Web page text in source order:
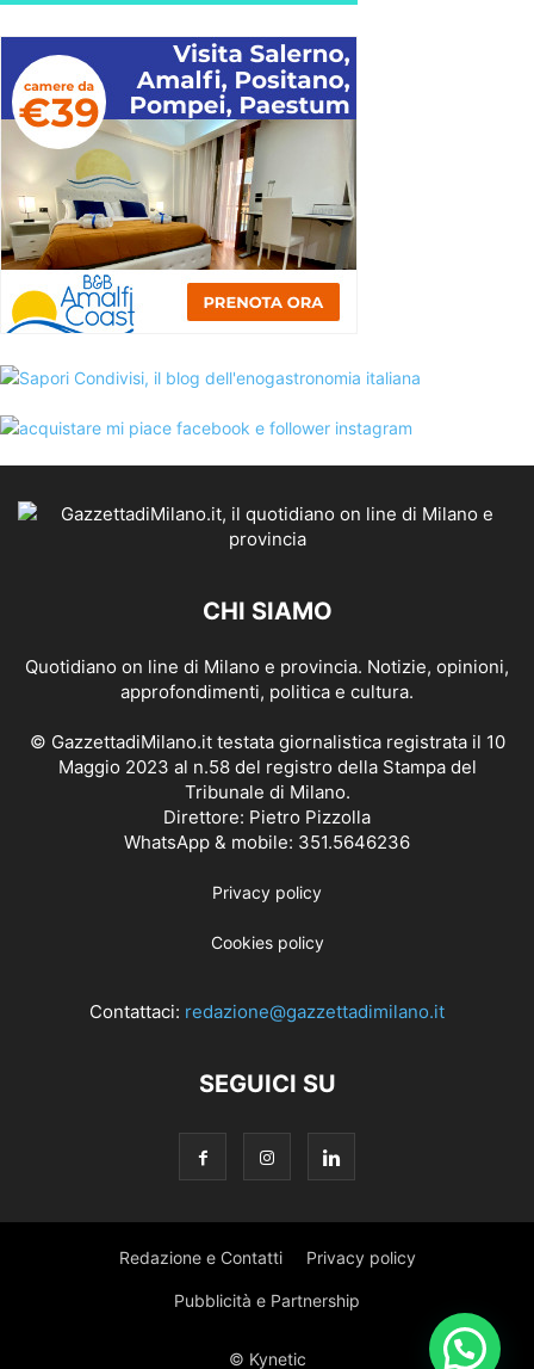
CHI SIAMO
Quotidiano on line di Milano e provincia. Notizie, opinioni,
approfondimenti, politica e cultura.
© GazzettadiMilano.it testata giornalistica registrata il 10
Maggio 2023 al n.58 del registro della Stampa del
Tribunale di Milano.
Direttore: Pietro Pizzolla
WhatsApp & mobile: 351.5646236
Privacy policy
Cookies policy
Contattaci: redazione@gazzettadimilano.it
SEGUICI SU
Redazione e Contatti Privacy policy
Pubblicità e Partnership
© Kynetic